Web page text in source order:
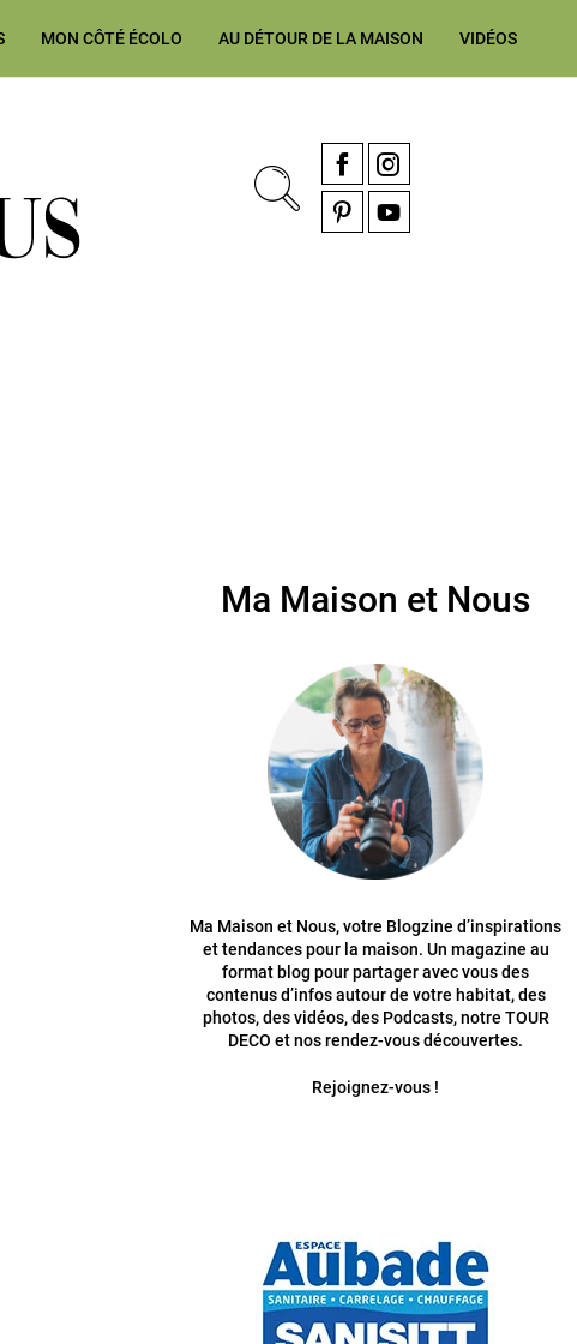
MON CÔTÉ ÉCOLO AU DÉTOUR DE LA MAISON VIDÉOS
rénovation & décoration Alsace, Franche-Comté
FacebookInstagram
Ma Maison et Nous
Ma Maison et Nous, votre Blogzine d’inspirations
et tendances pour la maison. Un magazine au
format blog pour partager avec vous des
contenus d’infos autour de votre habitat, des
photos, des vidéos, des Podcasts, notre TOUR
DECO et nos rendez-vous découvertes.
Rejoignez-vous !